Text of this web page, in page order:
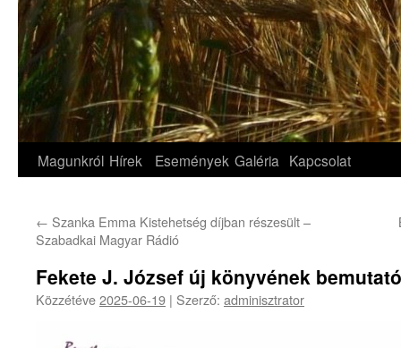
Magunkról Hírek Események Galéria Kapcsolat
← Szanka Emma Kistehetség díjban részesült –
Szabadkai Magyar Rádió
Fekete J. József új könyvének
Közzétéve2025-06-19 | Szerző: adminisztrator